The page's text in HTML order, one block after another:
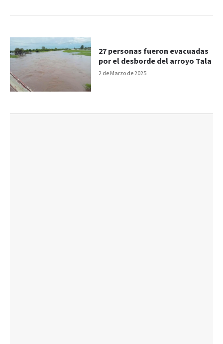
2 de Marzo de 2025
27 personas fueron evacuadas
por el desborde del arroyo Tala